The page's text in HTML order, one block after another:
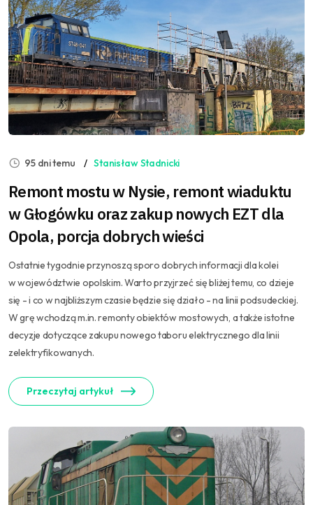
95 dni temu Stanisław Stadnicki
Remont mostu w Nysie, remont wiaduktu
w Głogówku oraz zakup nowych EZT dla
Opola, porcja dobrych wieści
Ostatnie tygodnie przynoszą sporo dobrych informacji dla kolei
w województwie opolskim. Warto przyjrzeć się bliżej temu, co dzieje
się - i co w najbliższym czasie będzie się działo - na linii podsudeckiej.
W grę wchodzą m.in. remonty obiektów mostowych, a także istotne
decyzje dotyczące zakupu nowego taboru elektrycznego dla linii
zelektryfikowanych.
Przeczytaj artykuł